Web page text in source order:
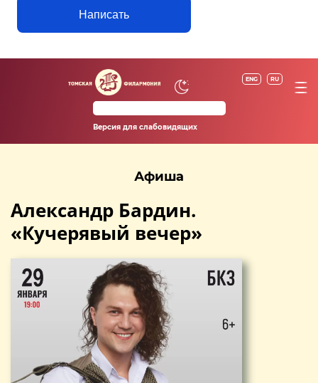
Написать
ENG RU
Версия для слабовидящих
Афиша
Александр Бардин.
«Кучерявый вечер»